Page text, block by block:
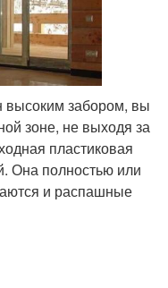
высоким забором, вы
зоне, не выходя за
пластиковая
Она полностью или
и распашные